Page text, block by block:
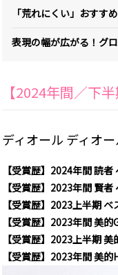
「荒れにくい」おすす
表現の幅が広がる！グ
【2024年間／下
ディオール ディオ
【受賞歴】2024年間 読
【受賞歴】2023年間 賢
【受賞歴】2023上半期
【受賞歴】2023年間 美
【受賞歴】2023上半期
【受賞歴】2023年間 美